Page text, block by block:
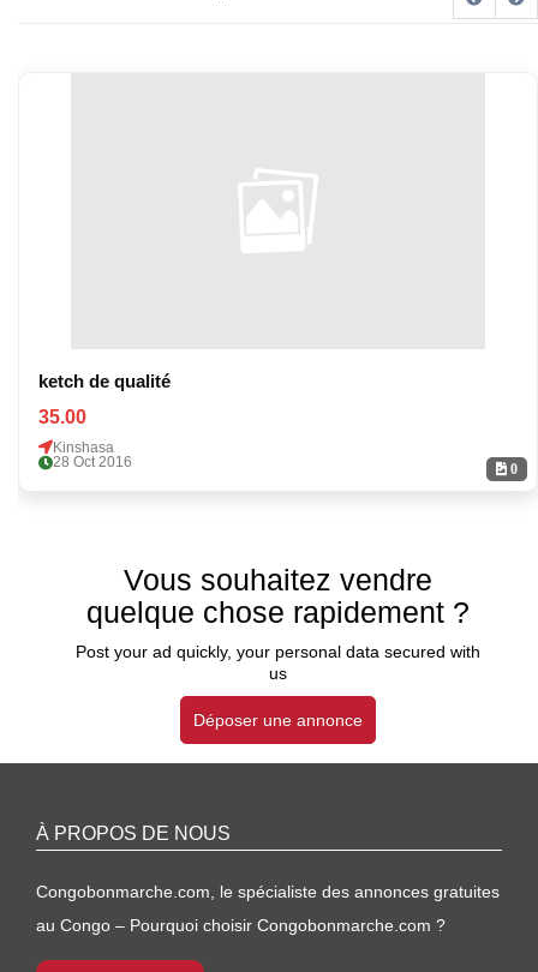
0
ketch de qualité
35.00
Kinshasa
28 Oct 2016
Vous souhaitez vendre
quelque chose rapidement ?
Post your ad quickly, your personal data secured with
us
Déposer une annonce
À PROPOS DE NOUS
Congobonmarche.com, le spécialiste des annonces gratuites
au Congo – Pourquoi choisir Congobonmarche.com ?